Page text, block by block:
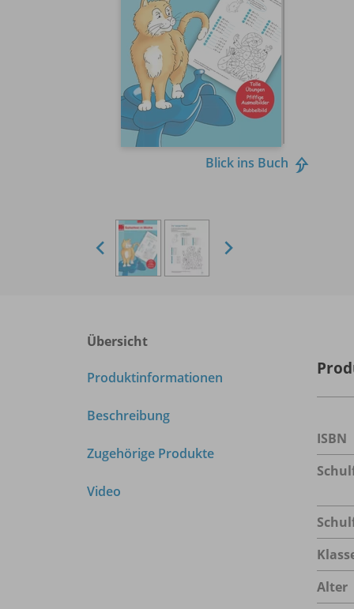
Blick ins Buch
Übersicht
Produktinformationen
Beschreibung
Zugehörige Produkte
Video
ISBN
Alter